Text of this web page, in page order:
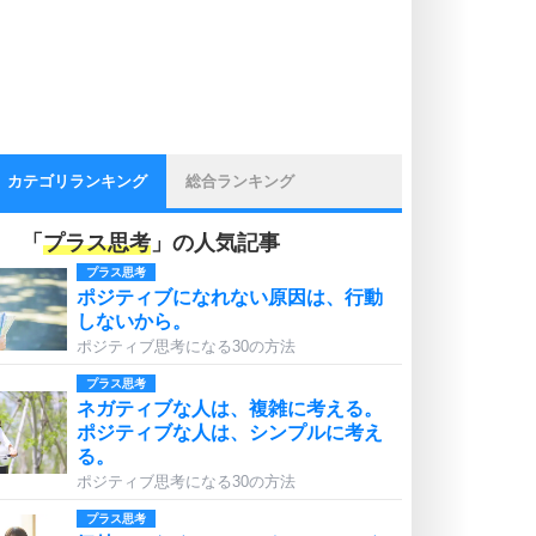
カテゴリランキング 総合ランキング
「 プラス思考 」の人気記事
プラス思考
ポジティブになれない原因は、行動
しないから。
ポジティブ思考になる30の方法
プラス思考
ネガティブな人は、複雑に考える。
ポジティブな人は、シンプルに考え
る。
ポジティブ思考になる30の方法
プラス思考